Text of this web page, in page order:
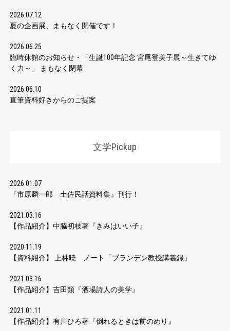
2026.07.12
夏の企画展、まもなく開催です！
2026.06.25
臨時休館のお知らせ・「生誕100年記念 宮尾登美子展～生きてゆ
く力～」 まもなく閉幕
2026.06.10
直筆資料好きからのご提案
文学Pickup
2026.01.07
『市原麟一郎 土佐民話資料集』刊行！
2021.03.16
【作品紹介】中脇初枝著『きみはいい子』
2020.11.19
【資料紹介】 上林暁 ノート「ブランデン教授講義録」
2021.03.16
【作品紹介】吉田類『酒場詩人の美学』
2021.01.11
【作品紹介】有川ひろ著『倒れるときは前のめり』